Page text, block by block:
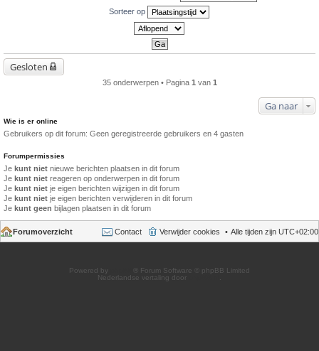
Sorteer op
Gesloten
35 onderwerpen • Pagina 1 van 1
Ga naar
Wie is er online
Gebruikers op dit forum: Geen geregistreerde gebruikers en 4 gasten
Forumpermissies
Je kunt niet nieuwe berichten plaatsen in dit forum
Je kunt niet reageren op onderwerpen in dit forum
Je kunt niet je eigen berichten wijzigen in dit forum
Je kunt niet je eigen berichten verwijderen in dit forum
Je kunt geen bijlagen plaatsen in dit forum
Forumoverzicht Alle tijden zijn UTC+02:00
Verwijder cookies
Contact
Powered by
® Forum Software © phpBB Limited
Nederlandse vertaling door